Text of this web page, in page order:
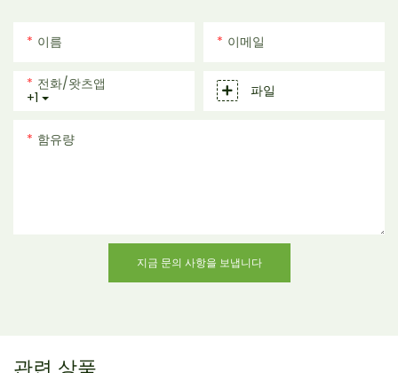
이름 이메일
+1
전화/왓츠앱 파일
함유량
지금 문의 사항을 보냅니다
관련 상품